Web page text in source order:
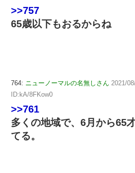
>>757
65歳以下もおるからね
764: ニューノーマルの名無しさん 2021/
ID:kA/8FKow0
>>761
多くの地域で、6月から65
てる。